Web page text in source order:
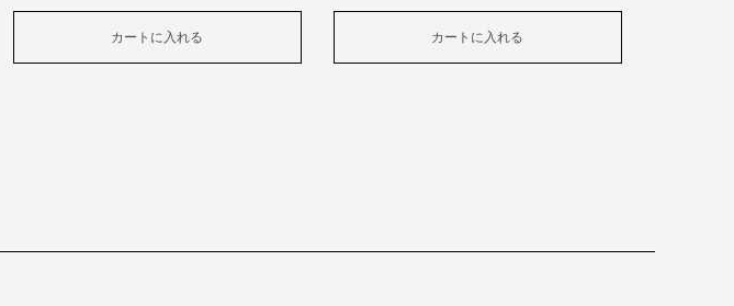
カートに入れる カートに入れる